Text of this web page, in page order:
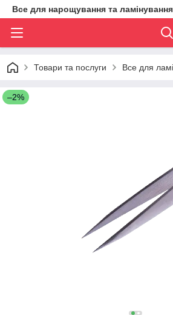
Все для нарощування та ламінування
Товари та послуги Все для
–2%